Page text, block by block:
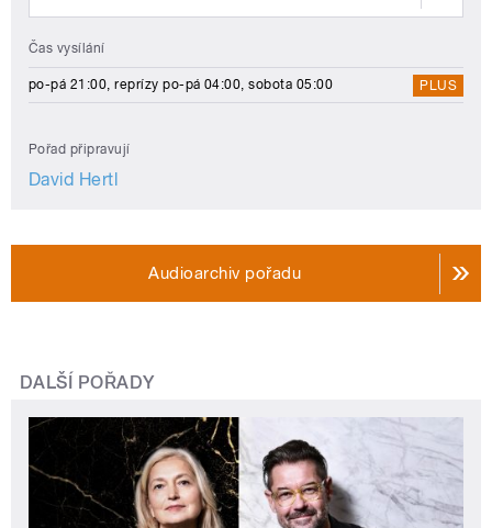
Čas vysílání
po-pá 21:00, reprízy po-pá 04:00, sobota 05:00 PLUS
Pořad připravují
David Hertl
Audioarchiv pořadu
DALŠÍ POŘADY